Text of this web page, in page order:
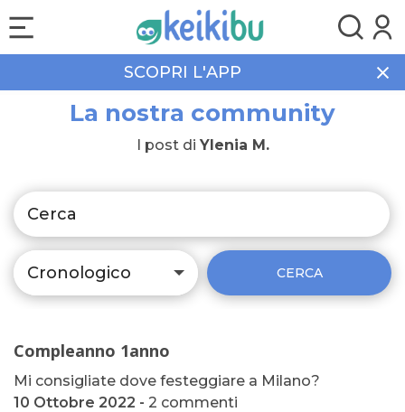
SCOPRI L'APP
La nostra community
I post di Ylenia M.
Cronologico CERCA
Compleanno 1anno
Mi consigliate dove festeggiare a Milano?
10 Ottobre 2022 - 2 commenti